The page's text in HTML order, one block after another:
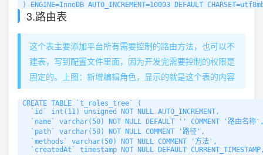
) ENGINE=InnoDB AUTO_INCREMENT=10003 DEFAULT
3.路由表
这个表主要添加平台所有需要控制的路由方法，也可以不
建表，写到配置文件里面，因为开发完需要控制的权限是
固定的。上图：新增编辑角色，显示的就是这个表的内容
CREATE TABLE `t_roles_tree` (
  `id` int(11) unsigned NOT NULL AUTO_INCREMENT,
`name` varchar(50) NOT NULL DEFAULT '' COMMENT '路由名称
  `path` varchar(50) NOT NULL COMMENT '路径',
  `methods` varchar(50) NOT NULL COMMENT '方法',
`createdAt` timestamp NOT NULL DEFAULT